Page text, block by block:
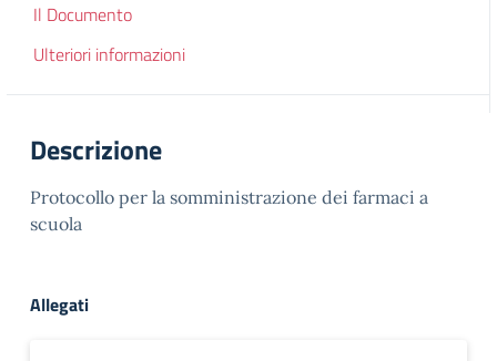
Il Documento
Ulteriori informazioni
Descrizione
Protocollo per la somministrazione dei farmaci a
scuola
Allegati